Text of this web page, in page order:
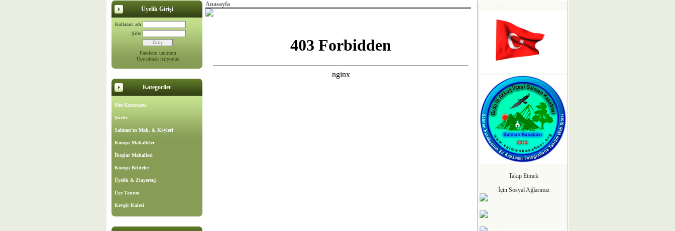
Üyelik Girişi
Kullanıcı adı
Şifre
Parolamı unuttum
Üye olmak istiyorum
Kategoriler
Site Kurucusu
Şiirler
Salman'ın Mah. & Köyleri
Komşu Mahalleler
İboşlar Mahallesi
Komşu Beldeler
Üyelik & Ziayeretçi
Üye Tanımı
Kevgir Kalesi
Anasayfa
Takip Etmek
İçin Sosyal Ağlarımız